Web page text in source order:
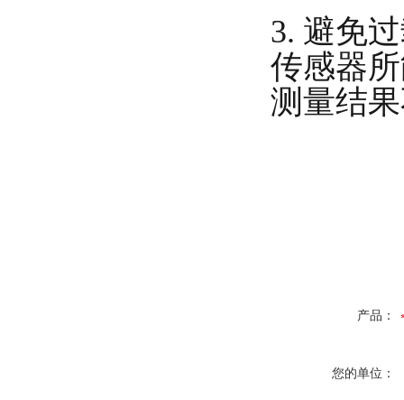
3. 避免
传感器
测量结
产品：
您的单位：